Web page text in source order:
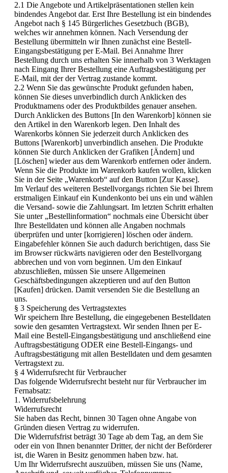
2.1 Die Angebote und Artikelpräsentationen stellen kein
bindendes Angebot dar. Erst Ihre Bestellung ist ein bindendes
Angebot nach § 145 Bürgerliches Gesetzbuch (BGB),
welches wir annehmen können. Nach Versendung der
Bestellung übermitteln wir Ihnen zunächst eine Bestell-
Eingangsbestätigung per E-Mail. Bei Annahme Ihrer
Bestellung durch uns erhalten Sie innerhalb von 3 Werktagen
nach Eingang Ihrer Bestellung eine Auftragsbestätigung per
E-Mail, mit der der Vertrag zustande kommt.
2.2 Wenn Sie das gewünschte Produkt gefunden haben,
können Sie dieses unverbindlich durch Anklicken des
Produktnamens oder des Produktbildes genauer ansehen.
Durch Anklicken des Buttons [In den Warenkorb] können sie
den Artikel in den Warenkorb legen. Den Inhalt des
Warenkorbs können Sie jederzeit durch Anklicken des
Buttons [Warenkorb] unverbindlich ansehen. Die Produkte
können Sie durch Anklicken der Grafiken [Ändern] und
[Löschen] wieder aus dem Warenkorb entfernen oder ändern.
Wenn Sie die Produkte im Warenkorb kaufen wollen, klicken
Sie in der Seite „Warenkorb“ auf den Button [Zur Kasse].
Im Verlauf des weiteren Bestellvorgangs richten Sie bei Ihrem
erstmaligen Einkauf ein Kundenkonto bei uns ein und wählen
die Versand- sowie die Zahlungsart. Im letzten Schritt erhalten
Sie unter „Bestellinformation“ nochmals eine Übersicht über
Ihre Bestelldaten und können alle Angaben nochmals
überprüfen und unter [korrigieren] löschen oder ändern.
Eingabefehler können Sie auch dadurch berichtigen, dass Sie
im Browser rückwärts navigieren oder den Bestellvorgang
abbrechen und von vorn beginnen. Um den Einkauf
abzuschließen, müssen Sie unsere Allgemeinen
Geschäftsbedingungen akzeptieren und auf den Button
[Kaufen] drücken. Damit versenden Sie die Bestellung an
uns.
§ 3 Speicherung des Vertragstextes
Wir speichern Ihre Bestellung, die eingegebenen Bestelldaten
sowie den gesamten Vertragstext. Wir senden Ihnen per E-
Mail eine Bestell-Eingangsbestätigung und anschließend eine
Auftragsbestätigung ODER eine Bestell-Eingangs- und
Auftragsbestätigung mit allen Bestelldaten und dem gesamten
Vertragstext zu.
§ 4 Widerrufsrecht für Verbraucher
Das folgende Widerrufsrecht besteht nur für Verbraucher im
Fernabsatz:
1. Widerrufsbelehrung
Widerrufsrecht
Sie haben das Recht, binnen 30 Tagen ohne Angabe von
Gründen diesen Vertrag zu widerrufen.
Die Widerrufsfrist beträgt 30 Tage ab dem Tag, an dem Sie
oder ein von Ihnen benannter Dritter, der nicht der Beförderer
ist, die Waren in Besitz genommen haben bzw. hat.
Um Ihr Widerrufsrecht auszuüben, müssen Sie uns (Name,